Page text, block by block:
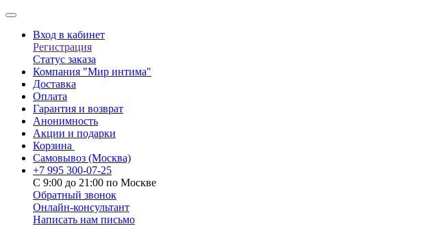
Вход в кабинет
Регистрация
Статус заказа
Компания "Мир интима"
Доставка
Оплата
Гарантия и возврат
Анонимность
Акции и подарки
Корзина
Самовывоз (Москва)
+7 995 300-07-25
С 9:00 до 21:00 по Москве
Обратный звонок
Онлайн-консультант
Написать нам письмо